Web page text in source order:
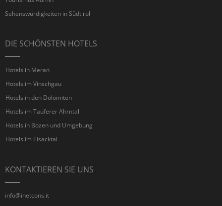
Sehenswürdigkeiten in Südtirol
DIE SCHÖNSTEN HOTELS
Hotels in Meran
Hotels im Vinschgau
Hotels in den Dolomiten
Hotels im Tauferer Ahrntal
Hotels in Bozen und Umgebung
Hotels im Eisacktal
KONTAKTIEREN SIE UNS
info@inetcons.it